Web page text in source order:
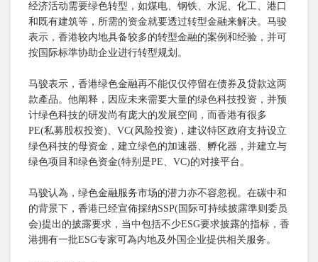
经济活动需要绿色转型，如煤电、钢铁、水泥、化工、港口
和既有建筑等，所需的资金就要透过转型金融来解决。马骏
表示，香港较内地具备较多的转型金融的案例和经验，并可
按国际标準协助企业进行转型规划。
马骏表示，香港绿色金融再不能仅仅停留在债券及贷款这两
款產品。他阐释，因应未来需要大量的绿色科技投资，并预
计绿色科技的研发尚有庞大的发展空间，而香港有很多
PE(私募股权投资)、VC(风险投资)，建议特区政府支持设立
绿色科技的母资金，建立绿色的加速器、孵化器，并建立与
绿色项目和绿色资金(特别是PE、VC)的对接平台。
马骏认為，绿色金融服务市场的潜力亦不容忽视。在碳中和
的背景下，香港已经宣佈採纳SSP(国际可持续披露準则委员
会)提出的披露要求，当中包括不少ESG要求披露的指标，香
港拥有一批ESG专家可為内地及外国企业提供相关服务。